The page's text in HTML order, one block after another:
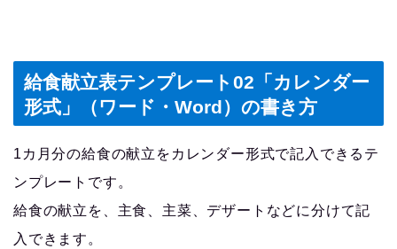
給食献立表テンプレート02「カレンダー
形式」（ワード・Word）の書き方
1カ月分の給食の献立をカレンダー形式で記入できるテ
ンプレートです。
給食の献立を、主食、主菜、デザートなどに分けて記
入できます。